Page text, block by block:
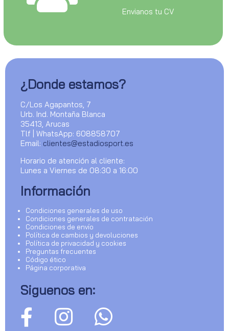
Envianos tu CV
¿Donde estamos?
C/Los Agapantos, 7
Urb. Ind. Montaña Blanca
35413, Arucas
Tlf | WhatsApp: 608858707
Email: clientes@estadiosport.es
Horario de atención al cliente:
Lunes a Viernes de 08:30 a 16:00
Información
Condiciones generales de uso
Condiciones generales de contratación
Condiciones de envío
Política de cambios y devoluciones
Política de privacidad y cookies
Preguntas frecuentes
Código ético
Página corporativa
Siguenos en: